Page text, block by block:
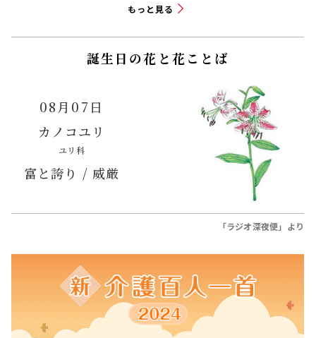
もっと見る
誕生日の花と花ことば
08月07日
カノコユリ
ユリ科
富と誇り / 威厳
「ラジオ深夜便」より